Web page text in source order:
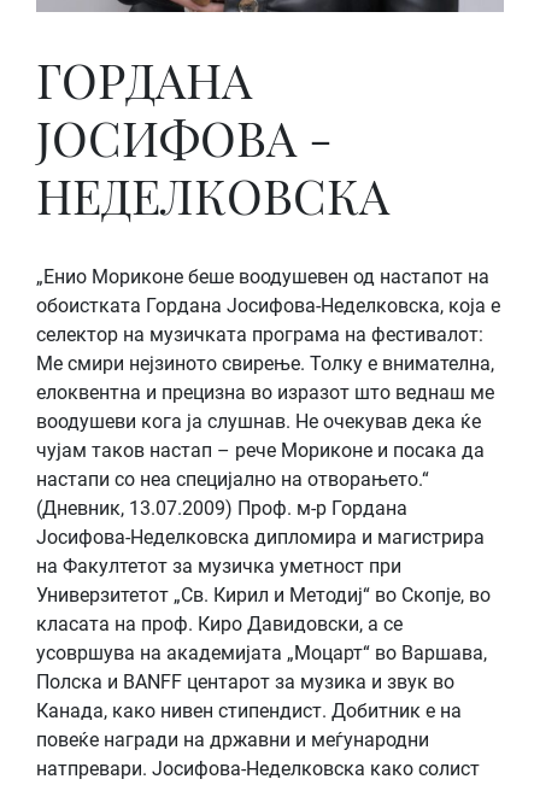
ГОРДАНА
ЈОСИФОВА -
НЕДЕЛКОВСКА
„Енио Мориконе беше воодушевен од настапот на
обоистката Гордана Јосифова-Неделковска, која е
селектор на музичката програма на фестивалот:
Ме смири нејзиното свирење. Толку е внимателна,
елоквентна и прецизна во изразот што веднаш ме
воодушеви кога ја слушнав. Не очекував дека ќе
чујам таков настап – рече Мориконе и посака да
настапи со неа специјално на отворањето.“
(Дневник, 13.07.2009) Проф. м-р Гордана
Јосифова-Неделковска дипломира и магистрира
на Факултетот за музичка уметност при
Универзитетот „Св. Кирил и Методиј“ во Скопје, во
класата на проф. Киро Давидовски, а се
усовршува на академијата „Моцарт“ во Варшава,
Полска и BANFF центарот за музика и звук во
Канада, како нивен стипендист. Добитник е на
повеќе награди на државни и меѓународни
натпревари. Јосифова-Неделковска како солист